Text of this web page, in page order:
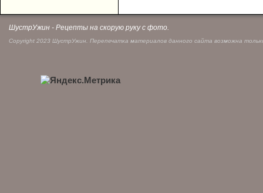
ШустрУжин - Рецепты на скорую руку с фото.
Copyright 2023 ШустрУжин. Перепечатка материалов данного сайта возможна